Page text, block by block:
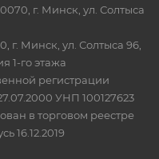
г. Минск, ул. Солтыса
г. Минск, ул. Солтыса 96,
1-го этажа
регистрации
УНП 100127623
в торговом реестре
16.12.2019